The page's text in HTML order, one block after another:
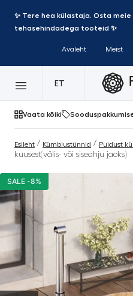
✨ Tere hea külastaja. Osta
tehasehindadega tooteid ✨
Avaleht Meist
ET
Vaata kõiki
Esileht / Kümblustünnid / Puidust
kuusest(välis- või siseahju jaoks)
SALE -8%